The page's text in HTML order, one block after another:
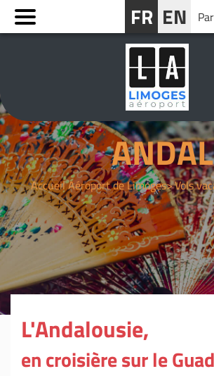
FR EN
RÉSERVER UN SÉJOUR PRÈS DE LIMOGES
Accueil Aéroport de Limoges Vols
L'Andalousie,
en croisière sur le
Panneau de gestion des cookies